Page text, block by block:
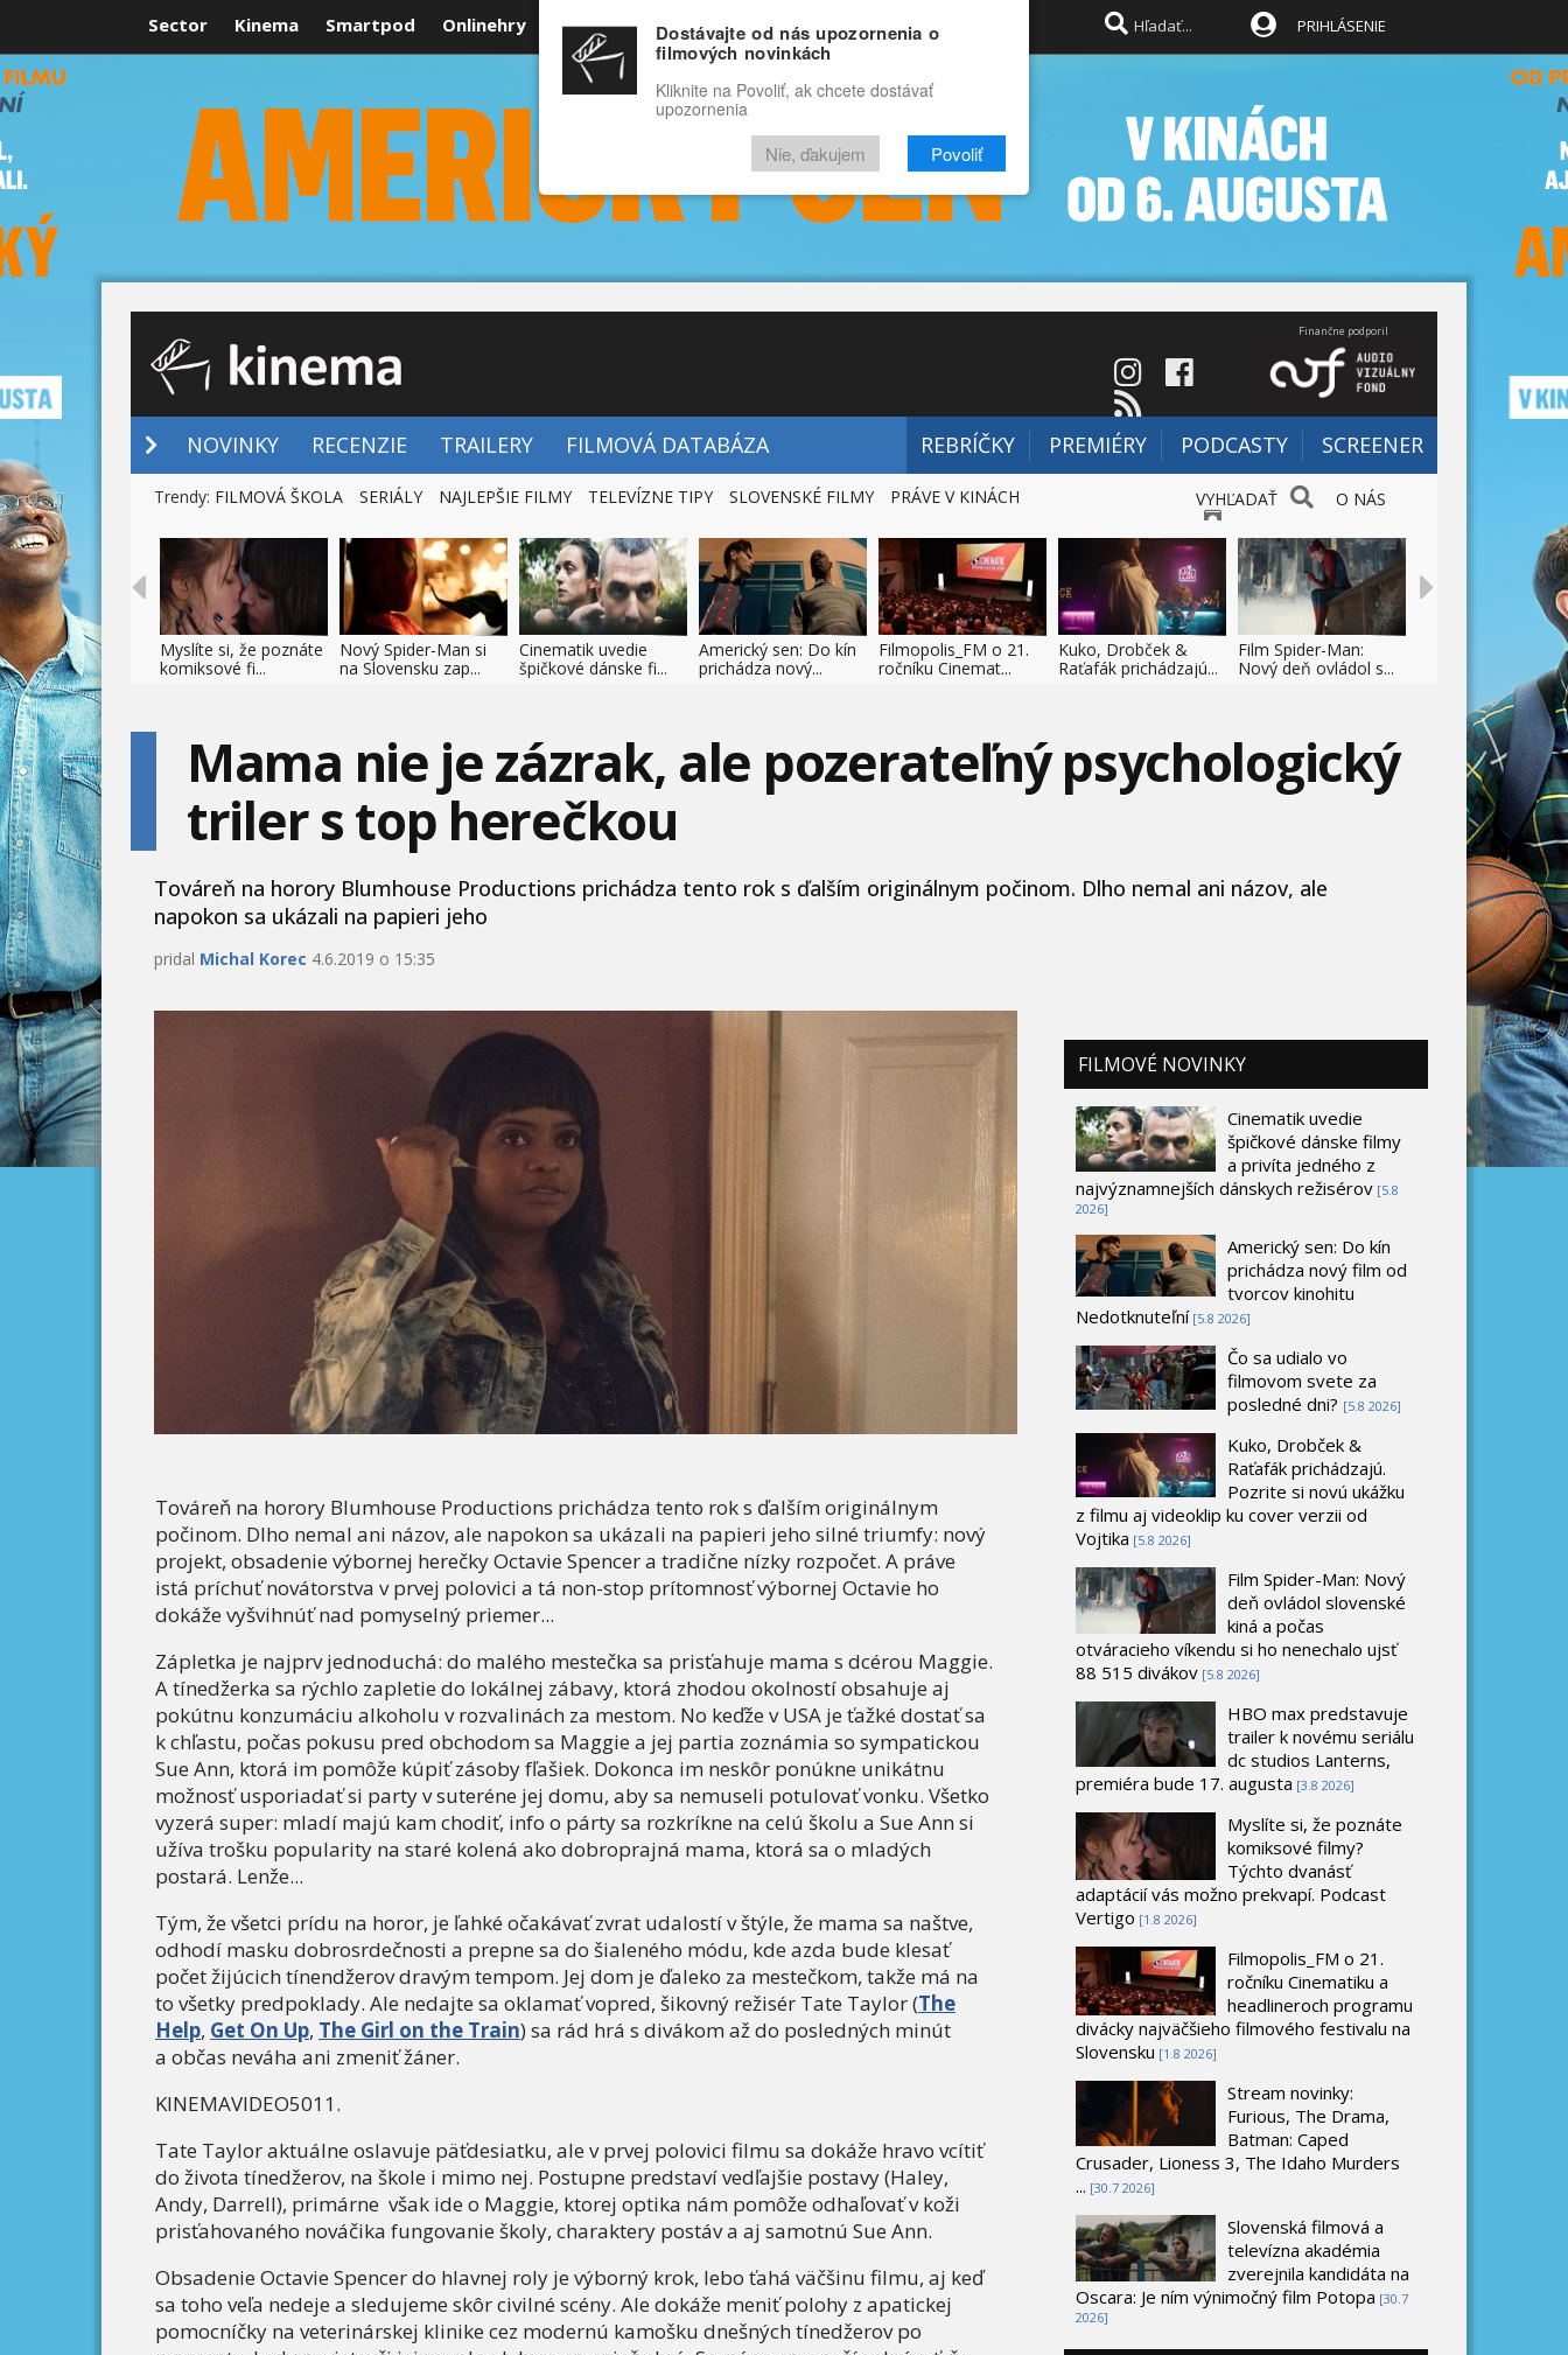
Sector Kinema Smartpod Onlinehry Rozprávky Funny Docu
RECENZIE VIDEÁ FILMY
PRIHLÁSENIE
Finančne podporil
NOVINKY RECENZIE TRAILERY FILMOVÁ DATABÁZA REBRÍČKY PREMIÉRY PODCASTY SCREENER
VYHĽADAŤ O NÁS
Trendy: FILMOVÁ ŠKOLA SERIÁLY NAJLEPŠIE FILMY TELEVÍZNE TIPY SLOVENSKÉ FILMY PRÁVE V KINÁCH
Myslíte si, že poznáte
komiksové fi...
Nový Spider-Man si
na Slovensku zap...
Cinematik uvedie
špičkové dánske fi...
Americký sen: Do kín
prichádza nový...
Filmopolis_FM o 21.
ročníku Cinemat...
Kuko, Drobček &
Raťafák prichádzajú...
Film Spider-Man:
Nový deň ovládol s...
Mama nie je zázrak, ale pozerateľný psychologický
triler s top herečkou
Továreň na horory Blumhouse Productions prichádza tento rok s ďalším originálnym počinom. Dlho nemal ani názov, ale
napokon sa ukázali na papieri jeho
pridal Michal Korec 4.6.2019 o 15:35
Továreň na horory Blumhouse Productions prichádza tento rok s ďalším originálnym
počinom. Dlho nemal ani názov, ale napokon sa ukázali na papieri jeho silné triumfy: nový
projekt, obsadenie výbornej herečky Octavie Spencer a tradične nízky rozpočet. A práve
istá príchuť novátorstva v prvej polovici a tá non-stop prítomnosť výbornej Octavie ho
dokáže vyšvihnúť nad pomyselný priemer...
Zápletka je najprv jednoduchá: do malého mestečka sa prisťahuje mama s dcérou Maggie.
A tínedžerka sa rýchlo zapletie do lokálnej zábavy, ktorá zhodou okolností obsahuje aj
pokútnu konzumáciu alkoholu v rozvalinách za mestom. No keďže v USA je ťažké dostať sa
k chľastu, počas pokusu pred obchodom sa Maggie a jej partia zoznámia so sympatickou
Sue Ann, ktorá im pomôže kúpiť zásoby fľašiek. Dokonca im neskôr ponúkne unikátnu
možnosť usporiadať si party v suteréne jej domu, aby sa nemuseli potulovať vonku. Všetko
vyzerá super: mladí majú kam chodiť, info o párty sa rozkríkne na celú školu a Sue Ann si
užíva trošku popularity na staré kolená ako dobroprajná mama, ktorá sa o mladých
postará. Lenže...
Tým, že všetci prídu na horor, je ľahké očakávať zvrat udalostí v štýle, že mama sa naštve,
odhodí masku dobrosrdečnosti a prepne sa do šialeného módu, kde azda bude klesať
počet žijúcich tínendžerov dravým tempom. Jej dom je ďaleko za mestečkom, takže má na
to všetky predpoklady. Ale nedajte sa oklamať vopred, šikovný režisér Tate Taylor (The
Help, Get On Up, The Girl on the Train) sa rád hrá s divákom až do posledných minút
a občas neváha ani zmeniť žáner.
KINEMAVIDEO5011.
Tate Taylor aktuálne oslavuje päťdesiatku, ale v prvej polovici filmu sa dokáže hravo vcítiť
do života tínedžerov, na škole i mimo nej. Postupne predstaví vedľajšie postavy (Haley,
Andy, Darrell), primárne však ide o Maggie, ktorej optika nám pomôže odhaľovať v koži
prisťahovaného nováčika fungovanie školy, charaktery postáv a aj samotnú Sue Ann.
Obsadenie Octavie Spencer do hlavnej roly je výborný krok, lebo ťahá väčšinu filmu, aj keď
sa toho veľa nedeje a sledujeme skôr civilné scény. Ale dokáže meniť polohy z apatickej
pomocníčky na veterinárskej klinike cez modernú kamošku dnešných tínedžerov po
FILMOVÉ NOVINKY
Cinematik uvedie
špičkové dánske filmy
a privíta jedného z
najvýznamnejších dánskych režisérov [5.8
2026]
Americký sen: Do kín
prichádza nový film od
tvorcov kinohitu
Nedotknuteľní [5.8 2026]
Čo sa udialo vo
filmovom svete za
posledné dni? [5.8 2026]
Kuko, Drobček &
Raťafák prichádzajú.
Pozrite si novú ukážku
z filmu aj videoklip ku cover verzii od
Vojtika [5.8 2026]
Film Spider-Man: Nový
deň ovládol slovenské
kiná a počas
otváracieho víkendu si ho nenechalo ujsť
88 515 divákov [5.8 2026]
HBO max predstavuje
trailer k novému seriálu
dc studios Lanterns,
premiéra bude 17. augusta [3.8 2026]
Myslíte si, že poznáte
komiksové filmy?
Týchto dvanásť
adaptácií vás možno prekvapí. Podcast
Vertigo [1.8 2026]
Filmopolis_FM o 21.
ročníku Cinematiku a
headlineroch programu
divácky najväčšieho filmového festivalu na
Slovensku [1.8 2026]
Stream novinky:
Furious, The Drama,
Batman: Caped
Crusader, Lioness 3, The Idaho Murders
... [30.7 2026]
Slovenská filmová a
televízna akadémia
zverejnila kandidáta na
Oscara: Je ním výnimočný film Potopa [30.7
2026]
Dostávajte od nás upozornenia o
filmových novinkách
Kliknite na Povoliť, ak chcete dostávať
upozornenia
Nie, ďakujem Povoliť